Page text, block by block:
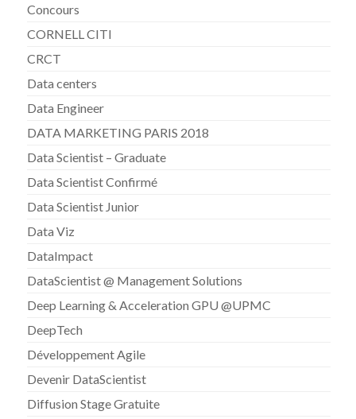
Concours
CORNELL CITI
CRCT
Data centers
Data Engineer
DATA MARKETING PARIS 2018
Data Scientist – Graduate
Data Scientist Confirmé
Data Scientist Junior
Data Viz
DataImpact
DataScientist @ Management Solutions
Deep Learning & Acceleration GPU @UPMC
DeepTech
Développement Agile
Devenir DataScientist
Diffusion Stage Gratuite